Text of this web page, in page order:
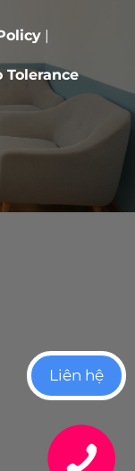
Liên hệ
Tolerance